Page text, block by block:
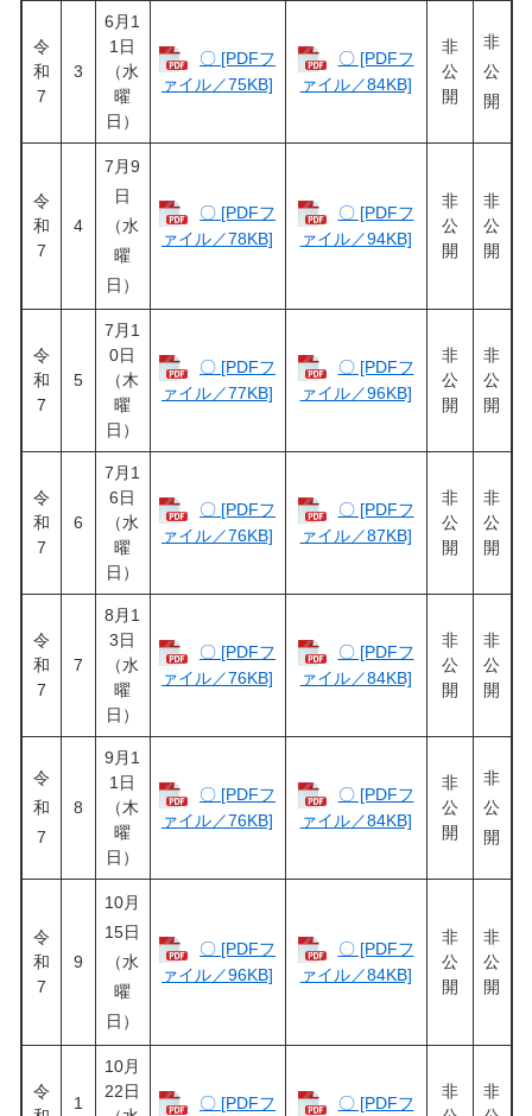
令
和
7
3
6月1
1日
（水
曜
日）
〇 [PDFフ
ァイル／75KB]
〇 [PDFフ
ァイル／84KB]
非
公
開
非
公
開
令
和
7
4
7月9
日
（水
曜
日）
〇 [PDFフ
ァイル／78KB]
〇 [PDFフ
ァイル／94KB]
非
公
開
非
公
開
令
和
7
5
7月1
0日
（木
曜
日）
〇 [PDFフ
ァイル／77KB]
〇 [PDFフ
ァイル／96KB]
非
公
開
非
公
開
令
和
7
6
7月1
6日
（水
曜
日）
〇 [PDFフ
ァイル／76KB]
〇 [PDFフ
ァイル／87KB]
非
公
開
非
公
開
令
和
7
7
8月1
3日
（水
曜
日）
〇 [PDFフ
ァイル／76KB]
〇 [PDFフ
ァイル／84KB]
非
公
開
非
公
開
令
和
7
8
9月1
1日
（木
曜
日）
〇 [PDFフ
ァイル／76KB]
〇 [PDFフ
ァイル／84KB]
非
公
開
非
公
開
令
和
7
9
10月
15日
（水
曜
日）
〇 [PDFフ
ァイル／96KB]
〇 [PDFフ
ァイル／84KB]
非
公
開
非
公
開
令
1
10月
22日
〇 [PDFフ 〇 [PDFフ
非
非